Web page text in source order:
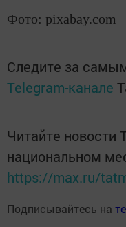
Фото: pixabay.com
Следите за
Telegram-канале
Читайте новости
национальном
https://max.ru/
Подписывайтесь на